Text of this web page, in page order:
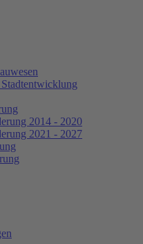
2014 - 2020
2021 - 2027